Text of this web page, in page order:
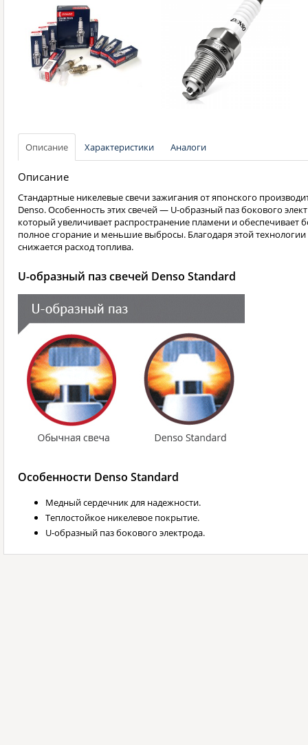
Описание Характеристики Аналоги
Описание
Стандартные никелевые свечи зажигания от японского
Denso. Особенность этих свечей — U-образный паз бокового
который увеличивает распространение пламени и обеспечивает
полное сгорание и меньшие выбросы. Благодаря этой технологии
снижается расход топлива.
U-образный паз свечей Denso Standard
Особенности Denso Standard
Медный сердечник для надежности.
Теплостойкое никелевое покрытие.
U-образный паз бокового электрода.